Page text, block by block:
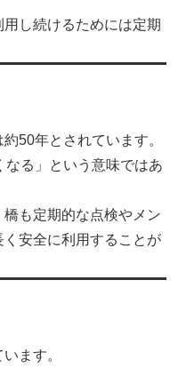
し続けるためには定期
50年とされています。
なる」という意味ではあ
も定期的な点検やメン
安全に利用することが
ます。